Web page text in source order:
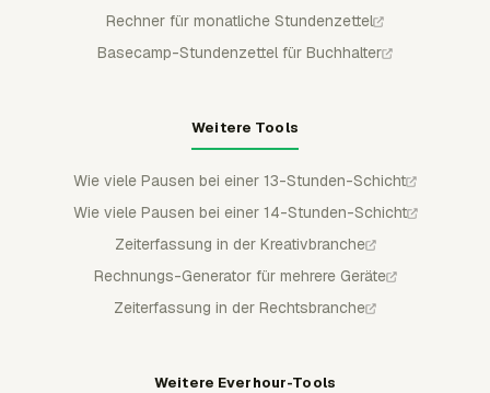
Rechner für monatliche Stundenzettel
Basecamp-Stundenzettel für Buchhalter
Weitere Tools
Wie viele Pausen bei einer 13-Stunden-Schicht
Wie viele Pausen bei einer 14-Stunden-Schicht
Zeiterfassung in der Kreativbranche
Rechnungs-Generator für mehrere Geräte
Zeiterfassung in der Rechtsbranche
Weitere Everhour-Tools